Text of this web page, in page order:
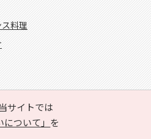
サイトでは
ついて」 を
料理